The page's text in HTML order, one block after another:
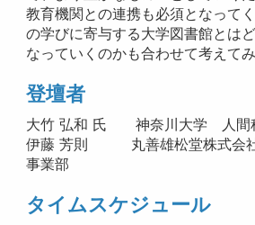
教育機関との連携も必須となって
の学びに寄与する大学図書館とは
なっていくのかも合わせて考えてみ
登壇者
大竹 弘和 氏 神奈川大学 人間
伊藤 芳則 丸善雄松堂株式会
事業部
タイムスケジュール